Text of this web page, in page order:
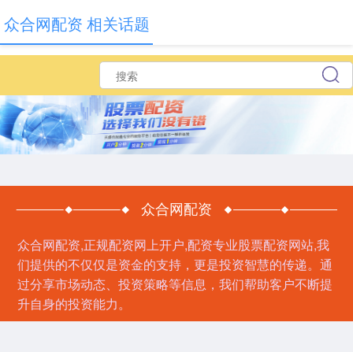
众合网配资
众合网配资,正规配资网上开户,配资专业股票配资网站,我
们提供的不仅仅是资金的支持，更是投资智慧的传递。通
过分享市场动态、投资策略等信息，我们帮助客户不断提
升自身的投资能力。
众合网配资 相关话题